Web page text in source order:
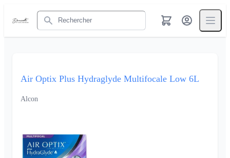
Rechercher
Air Optix Plus Hydraglyde Multifocale Low 6L
Alcon